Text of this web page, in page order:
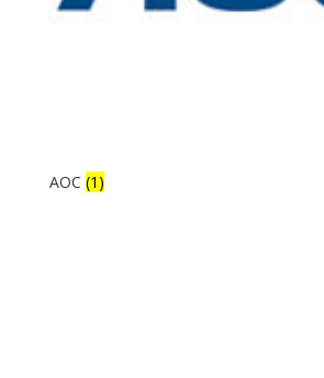
AOC (1)